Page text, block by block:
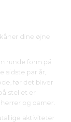
dine øjne
runde form på
sidste par år,
før det bliver
stellet er
og damer.
aktiviteter